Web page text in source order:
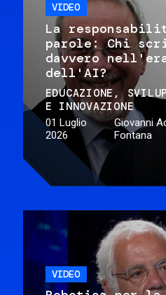
VIDEO
La
parole: Chi
davvero
dell'AI?
EDUCAZIONE
E INNOVAZIONE
01 Luglio
2026
Giovanni
Fontana
VIDEO